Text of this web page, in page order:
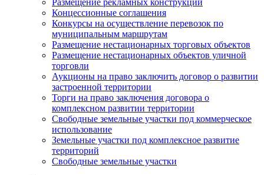
Концессионные соглашения
Конкурсы на осуществление перевозок по
муниципальным маршрутам
Размещение нестационарных торговых объектов
Размещение нестационарных объектов уличной
торговли
Аукционы на право заключить договор о развитии
застроенной территории
Торги на право заключения договора о
комплексном развитии территории
Свободные земельные участки под коммерческое
использование
Земельные участки под комплексное развитие
территорий
Свободные земельные участки